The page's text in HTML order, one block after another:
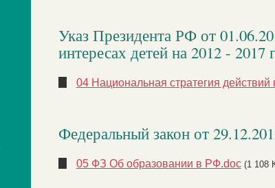
Указ Президента РФ от
интересах детей на 2012 - 2017
04 Национальная стратегия
Федеральный закон от
05 ФЗ Об образовании в РФ.doc (1 108